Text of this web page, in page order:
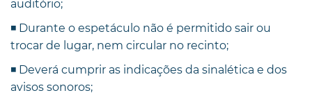
auditório;
◾️ Durante o espetáculo não é permitido sair ou
trocar de lugar, nem circular no recinto;
◾️ Deverá cumprir as indicações da sinalética e dos
avisos sonoros;